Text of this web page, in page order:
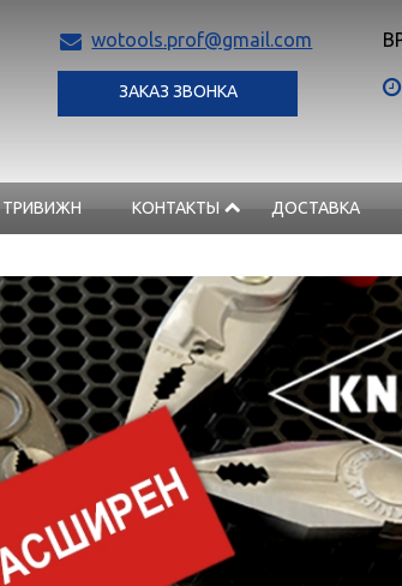
wotools.prof@gmail.com
ЗАКАЗ ЗВОНКА
ТРИВИЖН КОНТАКТЫ ДОСТАВКА